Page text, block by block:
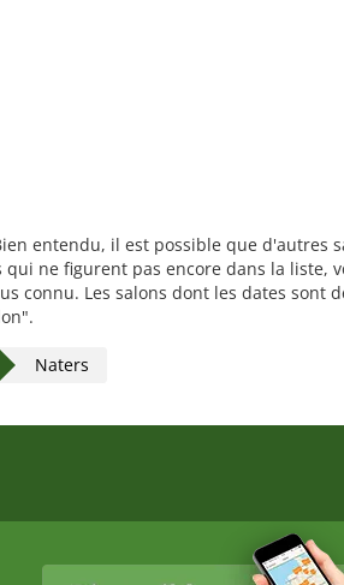
entendu, il est possible que
ne figurent pas encore dans la liste,
connu. Les salons dont les dates sont
Naters